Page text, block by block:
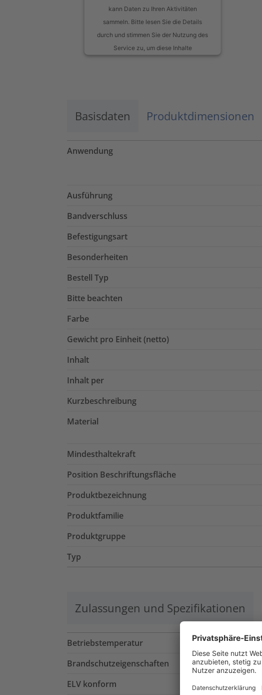
kann Daten zu Ihren Aktivitäten
sammeln. Bitte lesen Sie die Details
durch und stimmen Sie der Nutzung des
Service zu, um diese Inhalte
Akzeptieren
Basisdaten Produktdimensionen
Anwendung
Ausführung
Bandverschluss
Befestigungsart
Besonderheiten
Bestell Typ
Bitte beachten
Farbe
Gewicht pro Einheit (netto)
Inhalt
Inhalt per
Kurzbeschreibung
Material
Mindesthaltekraft
Position Beschriftungsfläche
Produktbezeichnung
Produktfamilie
Produktgruppe
Typ
Zulassungen und Spezifikationen
Betriebstemperatur
Brandschutzeigenschaften
ELV konform